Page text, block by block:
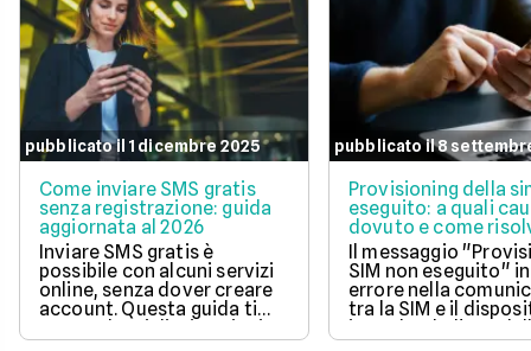
pubblicato il 1 dicembre 2025
Come inviare SMS gratis
senza registrazione: guida
aggiornata al 2026
Inviare SMS gratis è
possibile con alcuni servizi
online, senza dover creare
account. Questa guida ti
mostra le migliori opzioni
per inviare messaggi senza
pubblicato il 8
Provisioning della
eseguito: a quali
dovuto e come
questo errore
Il messaggio
SIM non eseguito"
errore nella
tra la SIM e il
impedendo l'uso
mobile.